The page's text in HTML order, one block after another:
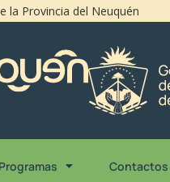
la Provincia del Neuquén
Programas Contactos